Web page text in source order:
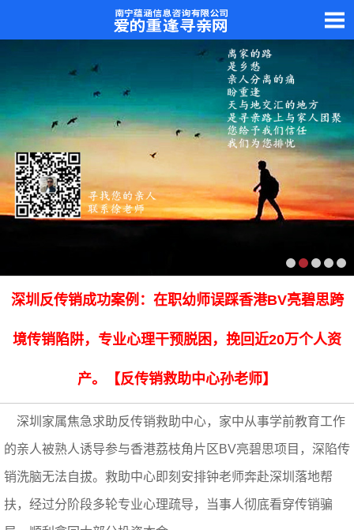
深圳反传销成功案例：在职幼师误踩香港BV亮碧思跨
境传销陷阱，专业心理干预脱困，挽回近20万个人资
产。【反传销救助中心孙老师】
深圳家属焦急求助反传销救助中心，家中从事学前教育工作
的亲人被熟人诱导参与香港荔枝角片区BV亮碧思项目，深陷传
销洗脑无法自拔。救助中心即刻安排钟老师奔赴深圳落地帮
扶，经过分阶段多轮专业心理疏导，当事人彻底看穿传销骗